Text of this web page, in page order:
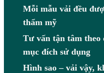
Mỗi mẫu vải đều
thẩm mỹ
Tư vấn tận tâm theo
mục đích sử dụng
Hình sao – vải vậy,